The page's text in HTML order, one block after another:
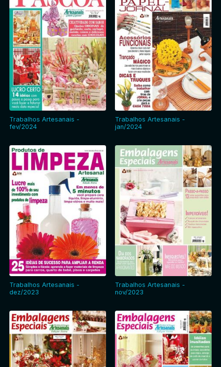
Trabalhos Artesanais -
fev/2024
Trabalhos Artesanais -
jan/2024
Trabalhos Artesanais -
dez/2023
Trabalhos Artesanais -
nov/2023